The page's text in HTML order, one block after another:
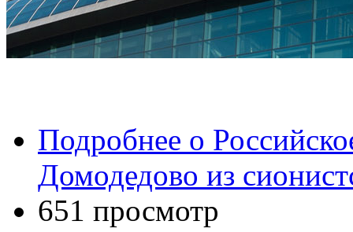
Подробнее о
Домодедово из
651 просмотр